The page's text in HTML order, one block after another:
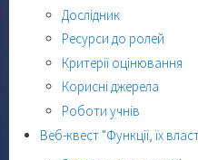
Дослідник
Ресурси до ролей
Критерії оцінювання
Корисні джерела
Роботи учнів
Веб-квест "Функції, їх